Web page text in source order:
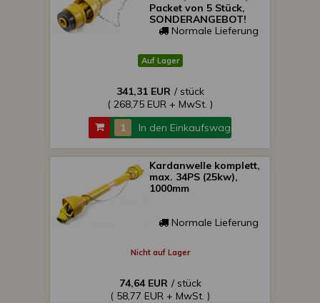
Packet von 5 Stück,
SONDERANGEBOT!
Normale Lieferung
Auf Lager
341,31 EUR / stück
( 268,75 EUR + MwSt. )
In den Einkaufswagen
Kardanwelle komplett,
max. 34PS (25kw),
1000mm
Normale Lieferung
Nicht auf Lager
74,64 EUR / stück
( 58,77 EUR + MwSt. )